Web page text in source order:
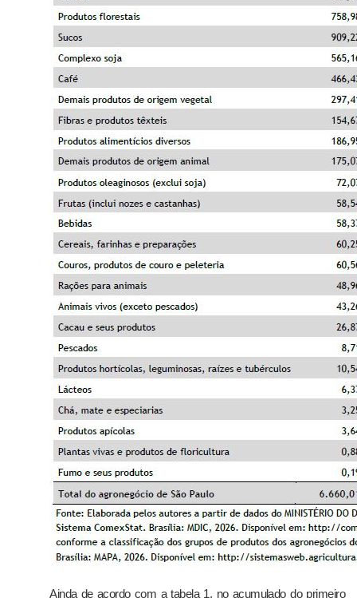
Ainda de acordo com a tabela 1, no acumulado do primeiro